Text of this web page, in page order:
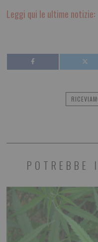
Leggi qui le ultime notizie:
POTREBBE